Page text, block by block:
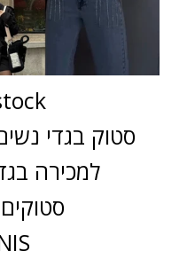
סטוק בגדי
למכירה